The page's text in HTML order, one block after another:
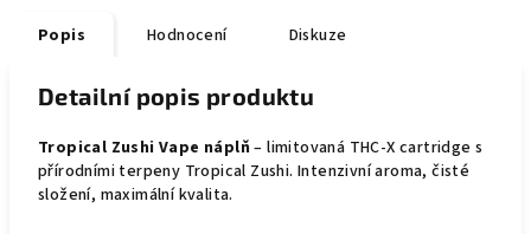
Popis Hodnocení Diskuze
Detailní popis produktu
Tropical Zushi Vape náplň – limitovaná THC-X cartridge s
přírodními terpeny Tropical Zushi. Intenzivní aroma, čisté
složení, maximální kvalita.